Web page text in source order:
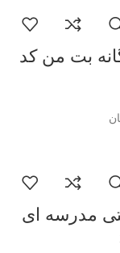
بت من کد
مدرسه ای